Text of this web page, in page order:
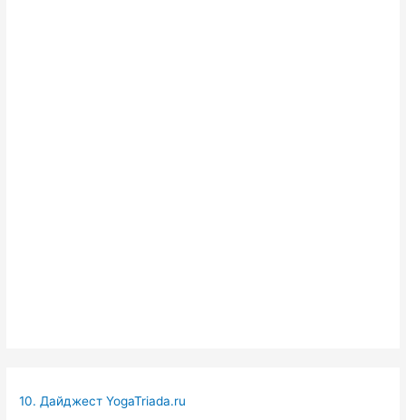
10. Дайджест YogaTriada.ru